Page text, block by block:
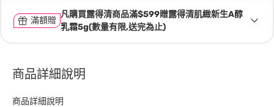
滿額贈
凡購買露得清商品滿$599贈露得清肌緻新生A醇
乳霜5g(數量有限,送完為止)
商品詳細說明
商品詳細說明